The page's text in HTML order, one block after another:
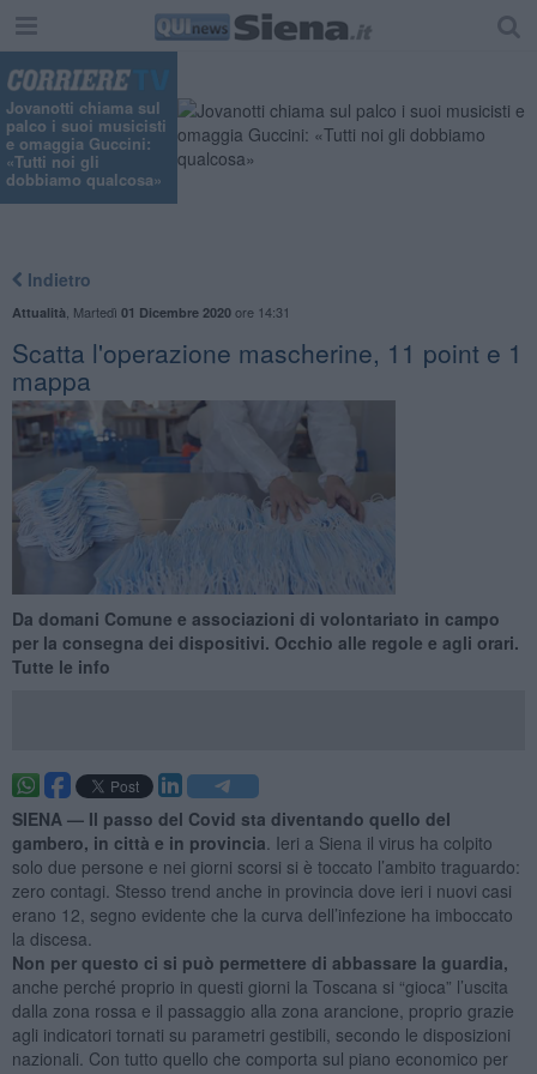
Jovanotti chiama sul
palco i suoi musicisti
e omaggia Guccini:
«Tutti noi gli
dobbiamo qualcosa»
Indietro
Attualità Martedì 01 Dicembre 2020ore 14:31
Scatta l'operazione mascherine, 11 point e 1
mappa
Da domani Comune e associazioni di volontariato in campo
per la consegna dei dispositivi. Occhio alle regole e agli orari.
Tutte le info
SIENA — Il passo del Covid sta diventando quello del
gambero, in città e in provincia . Ieri a Siena il virus ha colpito
solo due persone e nei giorni scorsi si è toccato l’ambito traguardo:
zero contagi. Stesso trend anche in provincia dove ieri i nuovi casi
erano 12, segno evidente che la curva dell’infezione ha imboccato
la discesa.
Non per questo ci si può permettere di abbassare la guardia,
anche perché proprio in questi giorni la Toscana si “gioca” l’uscita
dalla zona rossa e il passaggio alla zona arancione, proprio grazie
agli indicatori tornati su parametri gestibili, secondo le disposizioni
nazionali. Con tutto quello che comporta sul piano economico per